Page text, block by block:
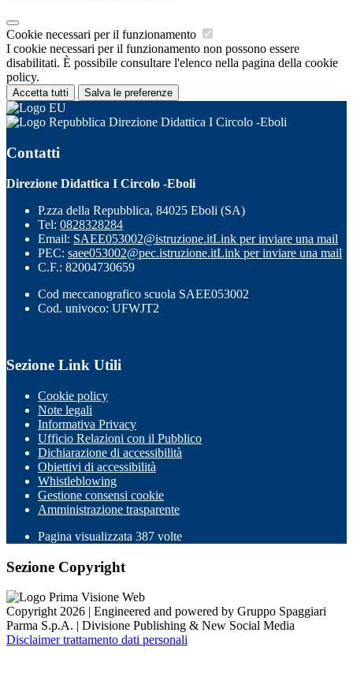
Cookie necessari per il funzionamento
I cookie necessari per il funzionamento non possono essere
disabilitati. È possibile consultare l'elenco nella pagina della cookie
policy.
Accetta tutti Salva le preferenze
Direzione Didattica I Circolo -Eboli
Contatti
Direzione Didattica I Circolo -Eboli
P.zza della Repubblica, 84025 Eboli (SA)
Tel: 0828328284
Email: SAEE053002@istruzione.itLink per inviare una mail
PEC: saee053002@pec.istruzione.itLink per inviare una mail
C.F.: 82004730659
Cod meccanografico scuola SAEE053002
Cod. univoco: UFWJT2
Sezione Link Utili
Cookie policy
Note legali
Informativa Privacy
Ufficio Relazioni con il Pubblico
Dichiarazione di accessibilità
Obiettivi di accessibilità
Whistleblowing
Gestione consensi cookie
Amministrazione trasparente
Pagina visualizzata 387 volte
Sezione Copyright
Copyright 2026 | Engineered and powered by Gruppo Spaggiari
Parma S.p.A. | Divisione Publishing & New Social Media
Disclaimer trattamento dati personali